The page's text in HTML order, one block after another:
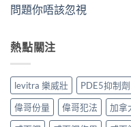
問題你唔該忽視
熱點關注
levitra 樂威壯 PDE5抑制劑
偉哥份量
偉哥犯法 加拿